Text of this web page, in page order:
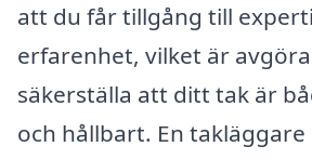
att du får tillgång till
erfarenhet, vilket är
säkerställa att ditt tak är
och hållbart. En takläggare